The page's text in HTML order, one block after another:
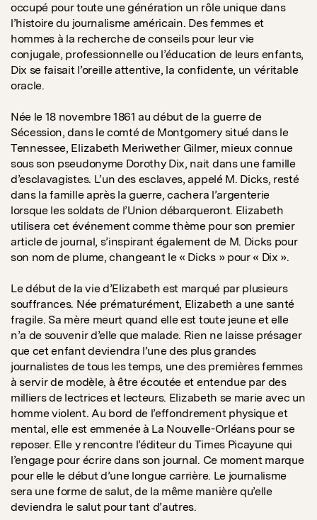
occupé pour toute une génération un rôle unique dans
l’histoire du journalisme américain. Des femmes et
hommes à la recherche de conseils pour leur vie
conjugale, professionnelle ou l’éducation de leurs enfants,
Dix se faisait l’oreille attentive, la confidente, un véritable
oracle.
Née le 18 novembre 1861 au début de la guerre de
Sécession, dans le comté de Montgomery situé dans le
Tennessee, Elizabeth Meriwether Gilmer, mieux connue
sous son pseudonyme Dorothy Dix, nait dans une famille
d’esclavagistes. L’un des esclaves, appelé M. Dicks, resté
dans la famille après la guerre, cachera l’argenterie
lorsque les soldats de l’Union débarqueront. Elizabeth
utilisera cet événement comme thème pour son premier
article de journal, s’inspirant également de M. Dicks pour
son nom de plume, changeant le « Dicks » pour « Dix ».
Le début de la vie d’Elizabeth est marqué par plusieurs
souffrances. Née prématurément, Elizabeth a une santé
fragile. Sa mère meurt quand elle est toute jeune et elle
n’a de souvenir d’elle que malade. Rien ne laisse présager
que cet enfant deviendra l’une des plus grandes
journalistes de tous les temps, une des premières femmes
à servir de modèle, à être écoutée et entendue par des
milliers de lectrices et lecteurs. Elizabeth se marie avec un
homme violent. Au bord de l’effondrement physique et
mental, elle est emmenée à La Nouvelle-Orléans pour se
reposer. Elle y rencontre l’éditeur du Times Picayune qui
l’engage pour écrire dans son journal. Ce moment marque
pour elle le début d’une longue carrière. Le journalisme
sera une forme de salut, de la même manière qu’elle
deviendra le salut pour tant d’autres.